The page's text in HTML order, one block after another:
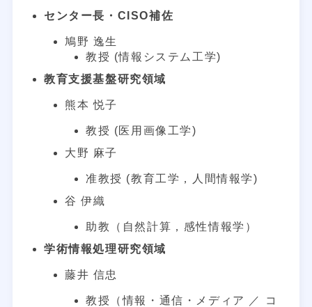
センター長・CISO補佐
鳩野 逸生
教授 (情報システム工学)
教育支援基盤研究領域
熊本 悦子
教授 (医用画像工学)
大野 麻子
准教授 (教育工学，人間情報学)
谷 伊織
助教（自然計算，感性情報学）
学術情報処理研究領域
藤井 信忠
教授（情報・通信・メディア ／ コ